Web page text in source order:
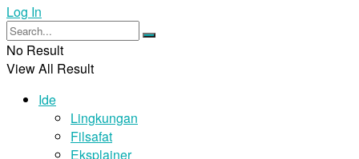
Log In
No Result
View All Result
Ide
Lingkungan
Filsafat
Eksplainer